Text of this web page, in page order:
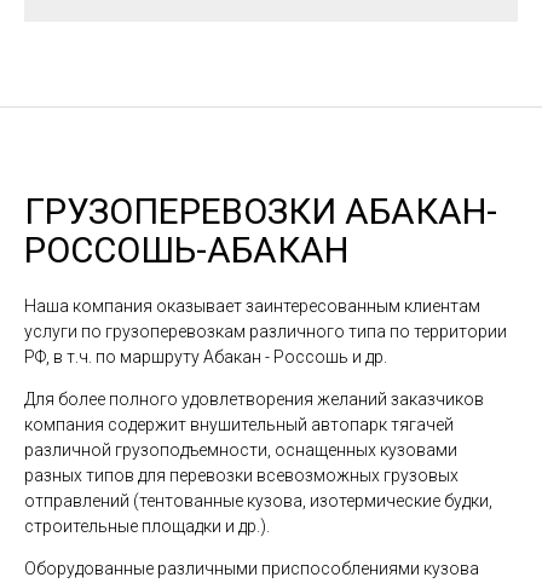
ГРУЗОПЕРЕВОЗКИ АБАКАН-
РОССОШЬ-АБАКАН
Наша компания оказывает заинтересованным клиентам
услуги по грузоперевозкам различного типа по территории
РФ, в т.ч. по маршруту Абакан - Россошь и др.
Для более полного удовлетворения желаний заказчиков
компания содержит внушительный автопарк тягачей
различной грузоподъемности, оснащенных кузовами
разных типов для перевозки всевозможных грузовых
отправлений (тентованные кузова, изотермические будки,
строительные площадки и др.).
Оборудованные различными приспособлениями кузова